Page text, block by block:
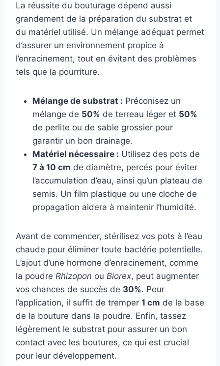
La réussite du bouturage dépend aussi
grandement de la préparation du substrat et
du matériel utilisé. Un mélange adéquat permet
d’assurer un environnement propice à
l’enracinement, tout en évitant des problèmes
tels que la pourriture.
Mélange de substrat : Préconisez un
mélange de 50% de terreau léger et 50%
de perlite ou de sable grossier pour
garantir un bon drainage.
Matériel nécessaire : Utilisez des pots de
7 à 10 cm de diamètre, percés pour éviter
l’accumulation d’eau, ainsi qu’un plateau de
semis. Un film plastique ou une cloche de
propagation aidera à maintenir l’humidité.
Avant de commencer, stérilisez vos pots à l’eau
chaude pour éliminer toute bactérie potentielle.
L’ajout d’une hormone d’enracinement, comme
la poudre Rhizopon ou Biorex, peut augmenter
vos chances de succès de 30%. Pour
l’application, il suffit de tremper 1 cm de la base
de la bouture dans la poudre. Enfin, tassez
légèrement le substrat pour assurer un bon
contact avec les boutures, ce qui est crucial
pour leur développement.